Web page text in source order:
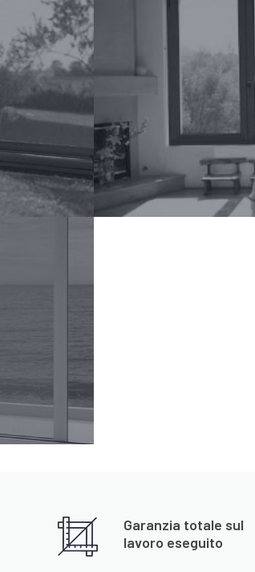
Garanzia totale sul
lavoro eseguito